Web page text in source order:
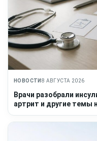
НОВОСТИ 8 АВГУСТА 2026
Врачи разобрали
артрит и другие темы